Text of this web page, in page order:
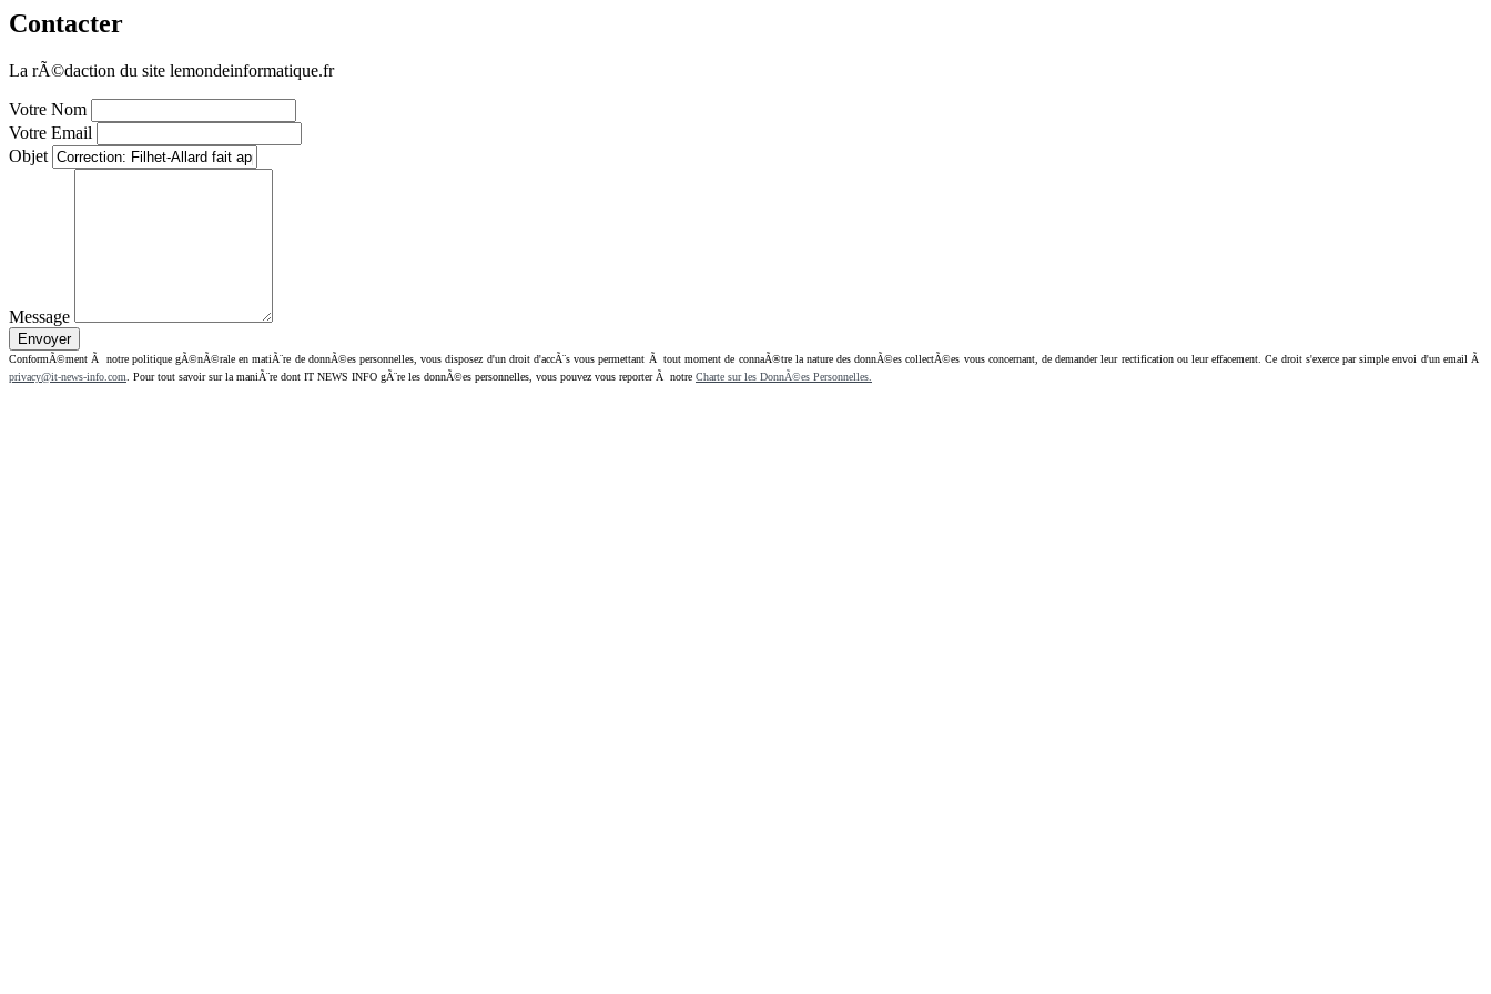
Contacter
La rÃ©daction du site lemondeinformatique.fr
Votre Nom
Votre Email
Objet
Message
ConformÃ©ment Ã notre politique gÃ©nÃ©rale en matiÃ¨re de donnÃ©es personnelles, vous disposez d'un droit d'accÃ¨s vous permettant Ã tout moment de connaÃ®tre la nature des donnÃ©es collectÃ©es vous concernant, de demander leur rectification ou leur effacement. Ce droit s'exerce par simple envoi d'un email Ã
privacy@it-news-info.com . Pour tout savoir sur la maniÃ¨re dont IT NEWS INFO gÃ¨re les donnÃ©es personnelles, vous pouvez vous reporter Ã notre Charte sur les DonnÃ©es Personnelles.